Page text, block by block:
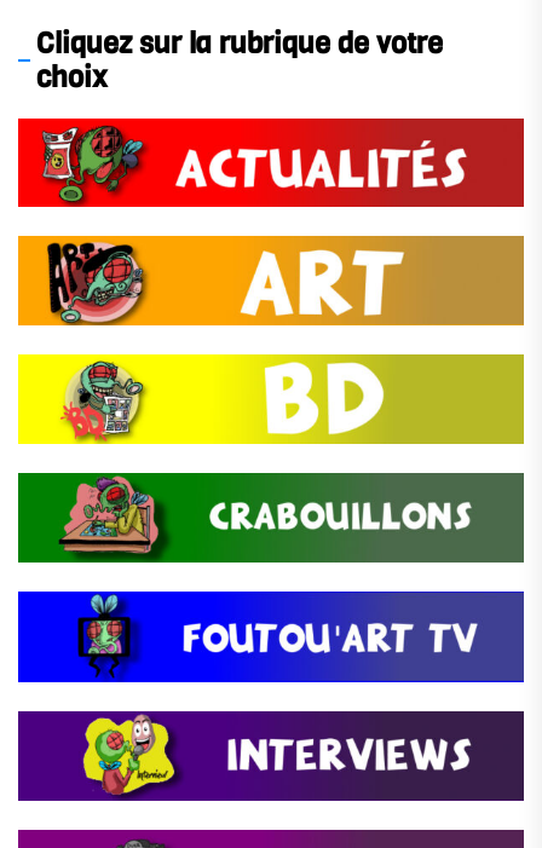
Cliquez sur la rubrique de votre
choix